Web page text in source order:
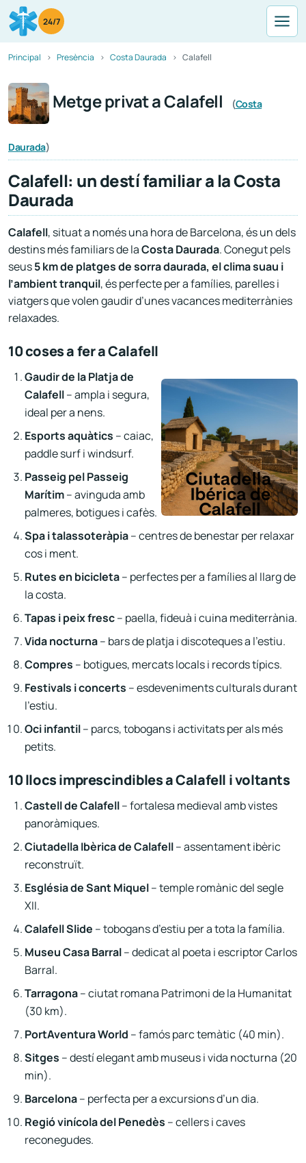
24/7
Principal Presència Costa Daurada Calafell
Metge privat a Calafell (Costa
Daurada)
Calafell: un destí familiar a la Costa
Daurada
Calafell, situat a només una hora de Barcelona, és un dels
destins més familiars de laCosta Daurada. Conegut pels
seus5 km de platges de sorra daurada, el clima suau i
l’ambient tranquil, és perfecte per a famílies, parelles i
viatgers que volen gaudir d’unes vacances mediterrànies
relaxades.
10 coses a fer a Calafell
Gaudir de la Platja de
Calafell– ampla i segura,
ideal per a nens.
Esports aquàtics – caiac,
paddle surf i windsurf.
Passeig pel Passeig
Marítim– avinguda amb
palmeres, botigues i cafès.
Spa i talassoteràpia– centres de benestar per relaxar
cos i ment.
Rutes en bicicleta– perfectes per a famílies al llarg de
la costa.
Tapas i peix fresc– paella, fideuà i cuina mediterrània.
Vida nocturna– bars de platja i discoteques a l’estiu.
Compres – botigues, mercats locals i records típics.
Festivals i concerts – esdeveniments culturals durant
l’estiu.
Oci infantil– parcs, tobogans i activitats per als més
petits.
10 llocs imprescindibles a Calafell i voltants
Castell de Calafell– fortalesa medieval amb vistes
panoràmiques.
Ciutadella Ibèrica de Calafell– assentament ibèric
reconstruït.
Església de Sant Miquel– temple romànic del segle
XII.
Calafell Slide – tobogans d’estiu per a tota la família.
Museu Casa Barral– dedicat al poeta i escriptor Carlos
Barral.
Tarragona– ciutat romana Patrimoni de la Humanitat
(30 km).
PortAventura World – famós parc temàtic (40 min).
Sitges – destí elegant amb museus i vida nocturna (20
min).
Barcelona– perfecta per a excursions d’un dia.
Regió vinícola del Penedès – cellers i caves
reconegudes.